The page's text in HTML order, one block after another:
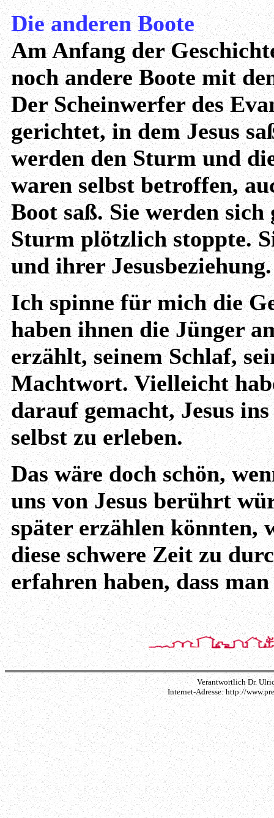
Die anderen Boote
Am Anfang der
noch andere Boote mit
Der Scheinwerfer des
gerichtet, in dem Jesus
werden den Sturm und
waren selbst betroffen,
Boot saß. Sie werden
Sturm plötzlich stoppte.
und ihrer Jesusbeziehung.
Ich spinne für mich die
haben ihnen die Jünger
erzählt, seinem Schlaf,
Machtwort. Vielleicht
darauf gemacht, Jesus
selbst zu erleben.
Das wäre doch schön,
uns von Jesus berührt
später erzählen könnten,
diese schwere Zeit zu
erfahren haben, dass
Verantwortlich Dr.
Internet-Adresse: http://